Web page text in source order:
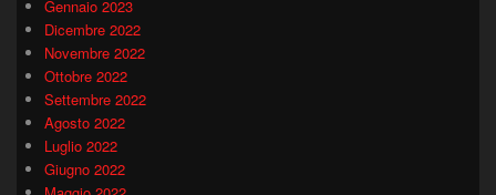
Gennaio 2023
Dicembre 2022
Novembre 2022
Ottobre 2022
Settembre 2022
Agosto 2022
Luglio 2022
Giugno 2022